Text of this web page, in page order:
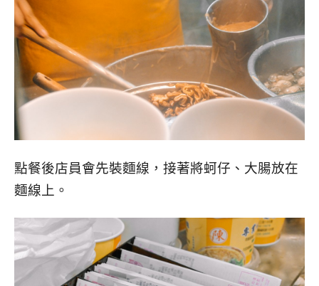
點餐後店員會先裝麵線，接著將蚵仔、大腸放在
麵線上。